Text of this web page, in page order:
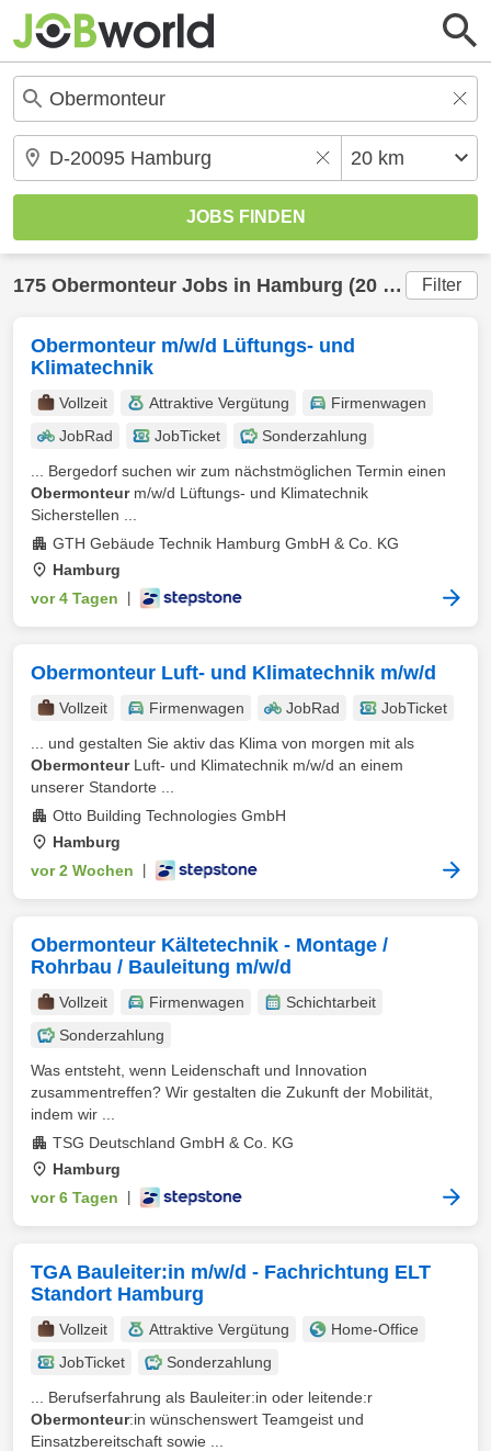
175 Obermonteur Jobs in Hamburg (20 km) gefunden Filter
Obermonteur m/w/d Lüftungs- und
Klimatechnik
Vollzeit Attraktive Vergütung
Firmenwagen
JobRad
JobTicket
Sonderzahlung
... Bergedorf suchen wir zum nächstmöglichen Termin einen
Obermonteurm/w/d Lüftungs- und Klimatechnik
Sicherstellen ...
GTH Gebäude Technik Hamburg GmbH & Co. KG
Hamburg
vor 4 Tagen
Obermonteur Luft- und Klimatechnik m/w/d
Vollzeit Firmenwagen JobRad
JobTicket
... und gestalten Sie aktiv das Klima von morgen mit als
ObermonteurLuft- und Klimatechnik m/w/d an einem
unserer Standorte ...
Otto Building Technologies GmbH
Hamburg
vor 2 Wochen
Obermonteur Kältetechnik - Montage /
Rohrbau / Bauleitung m/w/d
Vollzeit Firmenwagen
Schichtarbeit
Sonderzahlung
Was entsteht, wenn Leidenschaft und Innovation
zusammentreffen? Wir gestalten die Zukunft der Mobilität,
indem wir ...
TSG Deutschland GmbH & Co. KG
Hamburg
vor 6 Tagen
TGA Bauleiter:in m/w/d - Fachrichtung ELT
Standort Hamburg
Vollzeit Attraktive Vergütung
Home-Office
JobTicket
Sonderzahlung
... Berufserfahrung als Bauleiter:in oder leitende:r
Obermonteur:in wünschenswert Teamgeist und
Einsatzbereitschaft sowie ...